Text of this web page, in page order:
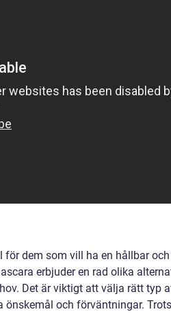
dem som vill ha en hållbar och
erbjuder en rad olika
Det är viktigt att välja rätt typ
önskemål och förväntningar.